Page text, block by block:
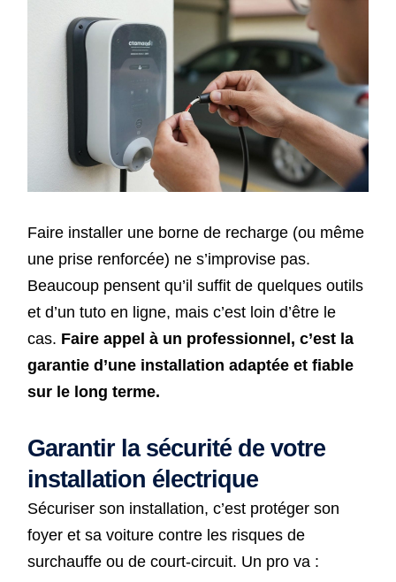
Faire installer une borne de recharge (ou même
une prise renforcée) ne s’improvise pas.
Beaucoup pensent qu’il suffit de quelques outils
et d’un tuto en ligne, mais c’est loin d’être le
cas. Faire appel à un professionnel, c’est la
garantie d’une installation adaptée et fiable
sur le long terme.
Garantir la sécurité de votre
installation électrique
Sécuriser son installation, c’est protéger son
foyer et sa voiture contre les risques de
surchauffe ou de court-circuit. Un pro va :